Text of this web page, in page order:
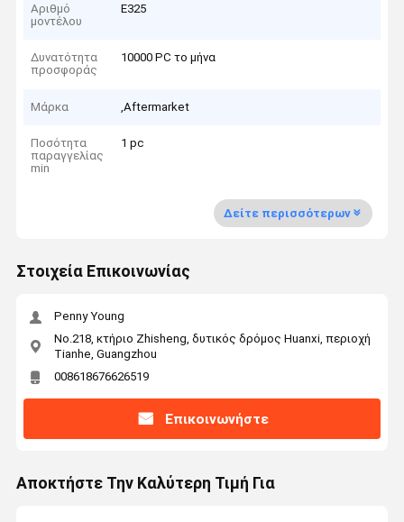
Αριθμό
μοντέλου
E325
Δυνατότητα
προσφοράς
10000 PC το μήνα
Μάρκα ,Aftermarket
Ποσότητα
παραγγελίας
min
1 pc
Δείτε περισσότερων
Στοιχεία Επικοινωνίας
Penny Young
No.218, κτήριο Zhisheng, δυτικός δρόμος Huanxi, περιοχή
Tianhe, Guangzhou
008618676626519
Επικοινωνήστε
Αποκτήστε Την Καλύτερη Τιμή Για